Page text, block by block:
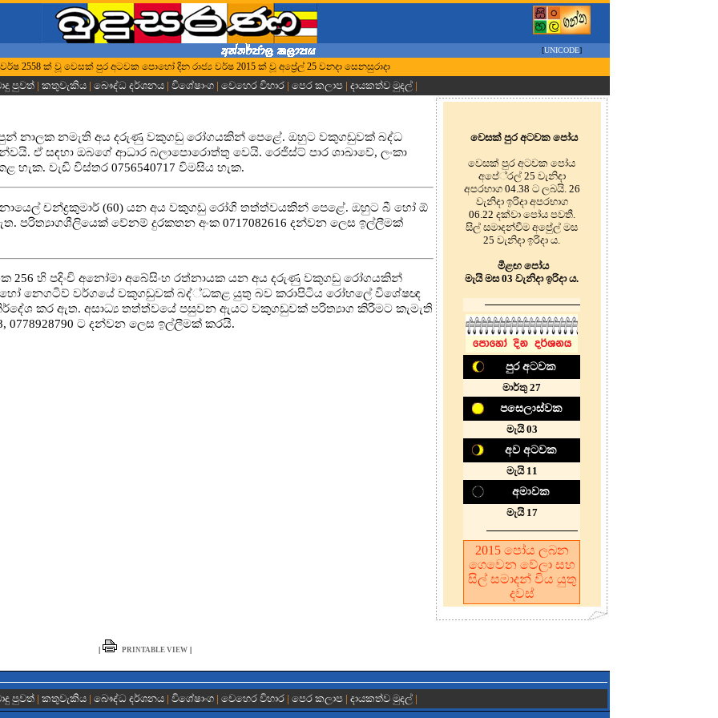
[UNICODE]
වර්ෂ 2558 ක් වූ වෙසක් පුර අටවක පොහෝ දින රාජ්‍ය වර්ෂ 2015 ක් වූ අප්‍රේල් 25 වනදා සෙනසුරාදා
පුවත් | කතුවැකිය | බෞද්ධ දර්ශනය | විශේෂාංග | වෙහෙර විහාර | පෙර කලාප | දායකත්ව මුදල් |
නාලක නමැති අය දරුණු වකුගඩු රෝගයකින් පෙළේ. ඔහුට වකුගඩුවක් බද්ධ
ඒ සඳහා ඔබගේ ආධාර බලාපොරොත්තු වෙයි. රෙජිස්ට් පාර ශාඛාවේ, ලංකා
හැක. වැඩි විස්තර 0756540717 විමසිය හැක.
නොයෙල් චන්ද්‍රකුමාර් (60) යන අය වකුගඩු රෝගි තත්ත්වයකින් පෙළේ. ඔහුට බී හෝ ඕ
පරිත්‍යාගශීලියෙක් වේනම් දුරකතන අංක 0717082616 දන්වන ලෙස ඉල්ලීමක්
256 හි පදිංචි අනෝමා අබේසිංහ රත්නායක යන අය දරුණු වකුගඩු රෝගයකින්
නෙගටිව් වර්ගයේ වකුගඩුවක් බද්්ධකළ යුතු බව කරාපිටිය රෝහලේ විශේෂඥ
කර ඇත. අසාධ්‍ය තත්ත්වයේ පසුවන ඇයට වකුගඩුවක් පරිත්‍යාග කිරීමට කැමැති
0778928790 ට දන්වන ලෙස ඉල්ලීමක් කරයි.
වෙසක් පුර අටවක පෝය
වෙසක් පුර අටවක පෝය
අපේ‍්‍රල් 25 වැනිදා
අපරභාග 04.38 ට ලබයි. 26
වැනිදා ඉරිදා අපරභාග
06.22 දක්වා පෝය පවතී.
සිල් සමාදන්වීම අපේුල් මස
25 වැනිදා ඉරිදා ය.
මීළඟ පෝය
මැයි මස 03 වැනිදා ඉරිදා ය.
පුර අටවක
මාර්තු 27
පසෙලාස්වක
මැයි 03
අව අටවක
මැයි 11
අමාවක
මැයි 17
2015 පෝය ලබන
ගෙවෙන වේලා සහ
සිල් සමාදන් විය යුතු
දවස්
| PRINTABLE VIEW|
පුවත් | කතුවැකිය | බෞද්ධ දර්ශනය | විශේෂාංග | වෙහෙර විහාර | පෙර කලාප | දායකත්ව මුදල් |